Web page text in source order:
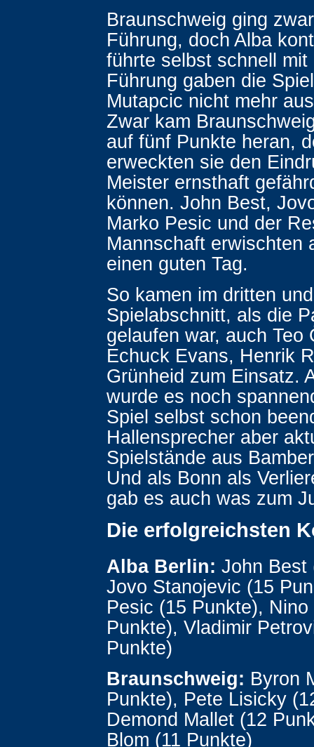
Braunschweig ging
Führung, doch Alba
führte selbst schnell
Führung gaben die
Mutapcic nicht mehr
Zwar kam
auf fünf Punkte heran,
erweckten sie den
Meister ernsthaft
können. John Best,
Marko Pesic und der
Mannschaft erwischten
einen guten Tag.
So kamen im dritten
Spielabschnitt, als die
gelaufen war, auch Teo
Echuck Evans, Henrik
Grünheid zum Einsatz.
wurde es noch
Spiel selbst schon
Hallensprecher aber
Spielstände aus
Und als Bonn als
gab es auch was zum
Die erfolgreichsten
Alba Berlin: John Best
Jovo Stanojevic (15
Pesic (15 Punkte),
Punkte), Vladimir
Punkte)
Braunschweig: Byron
Punkte), Pete Lisicky
Demond Mallet (12
Blom (11 Punkte)